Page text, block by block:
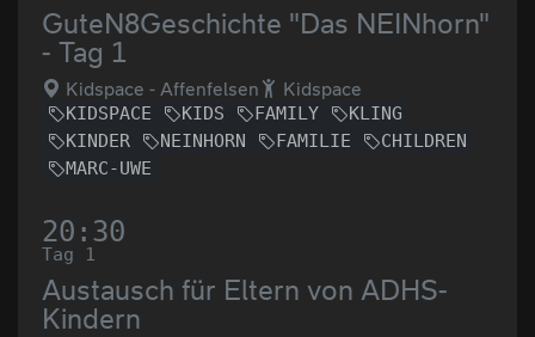
GuteN8Geschichte "Das NEINhorn"
- Tag 1
Kidspace - Affenfelsen Kidspace
KIDSPACE KIDS FAMILY
KLING
KINDER
NEINHORN FAMILIE
CHILDREN
MARC-UWE
20:30
Tag 1
Austausch für Eltern von ADHS-
Kindern